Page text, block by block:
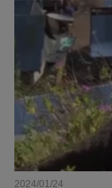
2024/01/24